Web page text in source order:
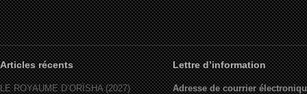
Articles récents
LE ROYAUME D’ORÏSHA (2027)
Lettre d’information
Adresse de courrier